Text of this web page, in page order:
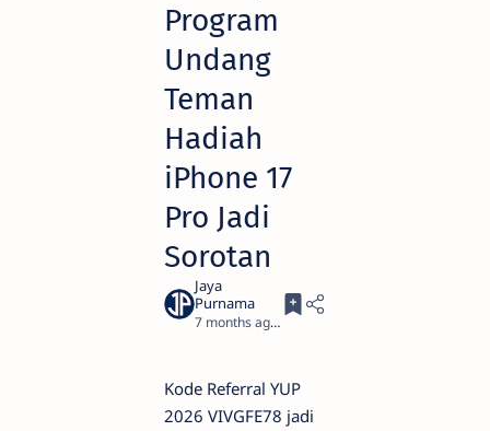
Program
Undang
Teman
Hadiah
iPhone 17
Pro Jadi
Sorotan
7 months ago
Kode Referral YUP
2026 VIVGFE78 jadi